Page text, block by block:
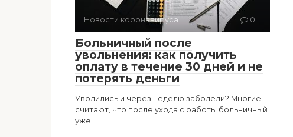
Новости коронавируса 0
Больничный после
увольнения: как получить
оплату в течение 30 дней и не
потерять деньги
Уволились и через неделю заболели? Многие
считают, что после ухода с работы больничный
уже